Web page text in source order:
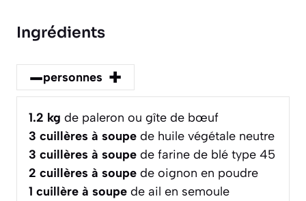
Ingrédients
–personnes +
1.2 kg de paleron ou gîte de bœuf
3 cuillères à soupe de huile végétale neutre
3 cuillères à soupe de farine de blé type 45
2 cuillères à soupe de oignon en poudre
1 cuillère à soupe de ail en semoule